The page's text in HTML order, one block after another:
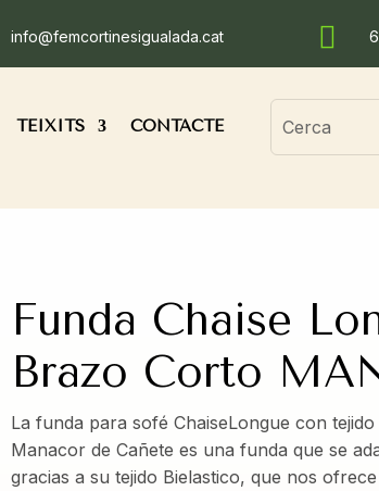
info@femcortinesigualada.cat 
TEIXITS CONTACTE
for:
Funda Chaise
Brazo Corto
La funda para sofé ChaiseLongue con tejido
Manacor de Cañete es una funda que se
gracias a su tejido Bielastico, que nos